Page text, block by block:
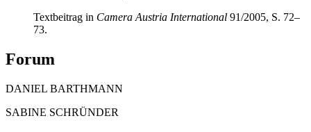
Textbeitrag in Camera Austria International 91/2005, S. 72–
73.
Forum
DANIEL BARTHMANN
SABINE SCHRÜNDER